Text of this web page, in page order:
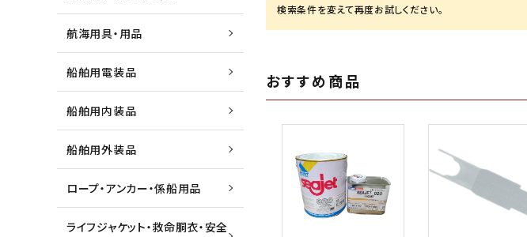
漁業用資材 マリンカタログ
本多電子株式会社 未来テクノ株式会社
おすすめ商品
航海用具・用品
船舶用電装品
船舶用内装品
船舶用外装品
ロープ・アンカー・係船用品
ライフジャケット・救命胴衣・安全